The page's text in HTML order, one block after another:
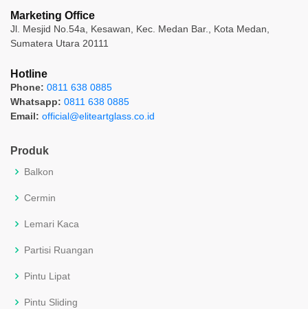
Marketing Office
Jl. Mesjid No.54a, Kesawan, Kec. Medan Bar., Kota Medan,
Sumatera Utara 20111
Hotline
Phone: 0811 638 0885
Whatsapp: 0811 638 0885
Email: official@eliteartglass.co.id
Produk
Balkon
Cermin
Lemari Kaca
Partisi Ruangan
Pintu Lipat
Pintu Sliding